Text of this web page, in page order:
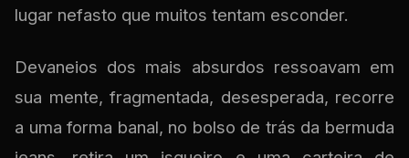
lugar nefasto que muitos tentam esconder.
Devaneios dos mais absurdos ressoavam em
sua mente, fragmentada, desesperada, recorre
a uma forma banal, no bolso de trás da bermuda